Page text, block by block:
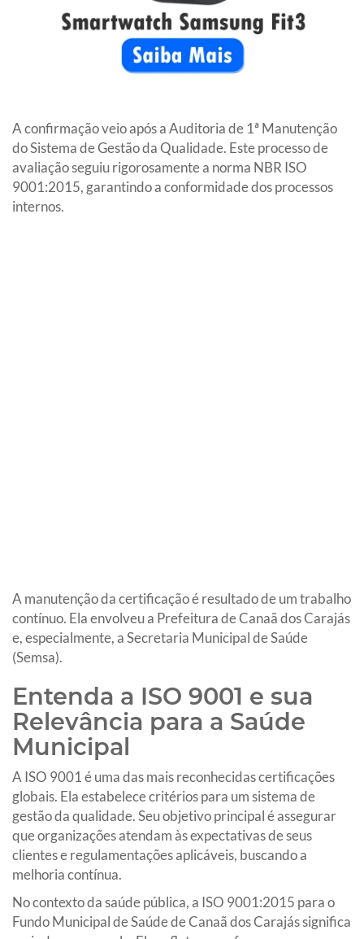
A confirmação veio após a Auditoria de 1ª Manutenção
do Sistema de Gestão da Qualidade. Este processo de
avaliação seguiu rigorosamente a norma NBR ISO
9001:2015, garantindo a conformidade dos processos
internos.
A manutenção da certificação é resultado de um trabalho
contínuo. Ela envolveu a Prefeitura de Canaã dos Carajás
e, especialmente, a Secretaria Municipal de Saúde
(Semsa).
Entenda a ISO 9001 e sua
Relevância para a Saúde
Municipal
A ISO 9001 é uma das mais reconhecidas certificações
globais. Ela estabelece critérios para um sistema de
gestão da qualidade. Seu objetivo principal é assegurar
que organizações atendam às expectativas de seus
clientes e regulamentações aplicáveis, buscando a
melhoria contínua.
No contexto da saúde pública, a ISO 9001:2015 para o
Fundo Municipal de Saúde de Canaã dos Carajás significa